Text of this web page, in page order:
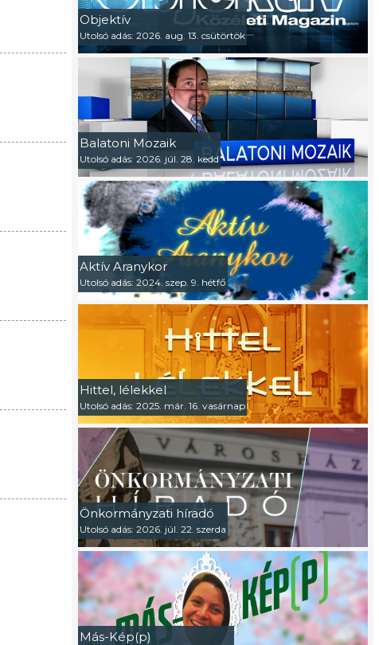
Objektív
Utolsó adás: 2026. aug. 13. csütörtök
Balatoni Mozaik
Utolsó adás: 2026. júl. 28. kedd
Aktív Aranykor
Utolsó adás: 2024. szep. 9. hétfő
Hittel, lélekkel
Utolsó adás: 2025. már. 16. vasárnap
Önkormányzati híradó
Utolsó adás: 2026. júl. 22. szerda
Más-Kép(p)